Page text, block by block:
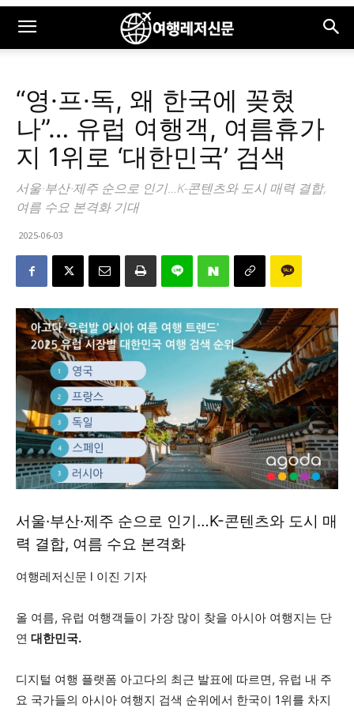
“영·프·독, 왜 한국에 꽂혔
나”… 유럽 여행객, 여름휴가
지 1위로 ‘대한민국’ 검색
서울·부산·제주 순으로 인기…K-콘텐츠와 도시 매력 결합,
여름 수요 본격화 기대
2025-06-03
서울·부산·제주 순으로 인기…K-콘텐츠와 도시 매
력 결합, 여름 수요 본격화
여행레저신문 l 이진 기자
올 여름, 유럽 여행객들이 가장 많이 찾을 아시아 여행지는 단
연 대한민국.
디지털 여행 플랫폼 아고다의 최근 발표에 따르면, 유럽 내 주
요 국가들의 아시아 여행지 검색 순위에서 한국이 1위를 차지